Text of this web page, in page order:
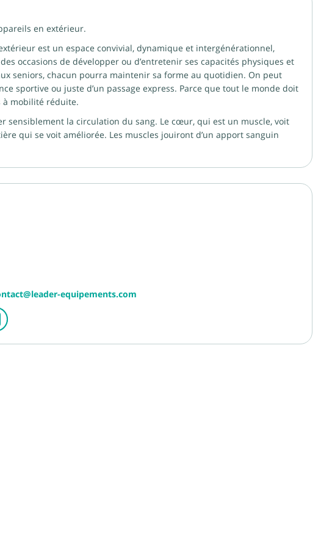
en extérieur.
est un espace convivial, dynamique et intergénérationnel,
occasions de développer ou d’entretenir ses capacités physiques et
seniors, chacun pourra maintenir sa forme au quotidien. On peut
sportive ou juste d’un passage express. Parce que tout le monde doit
à mobilité réduite.
sensiblement la circulation du sang. Le cœur, qui est un muscle, voit
qui se voit améliorée. Les muscles jouiront d’un apport sanguin
equipements.com